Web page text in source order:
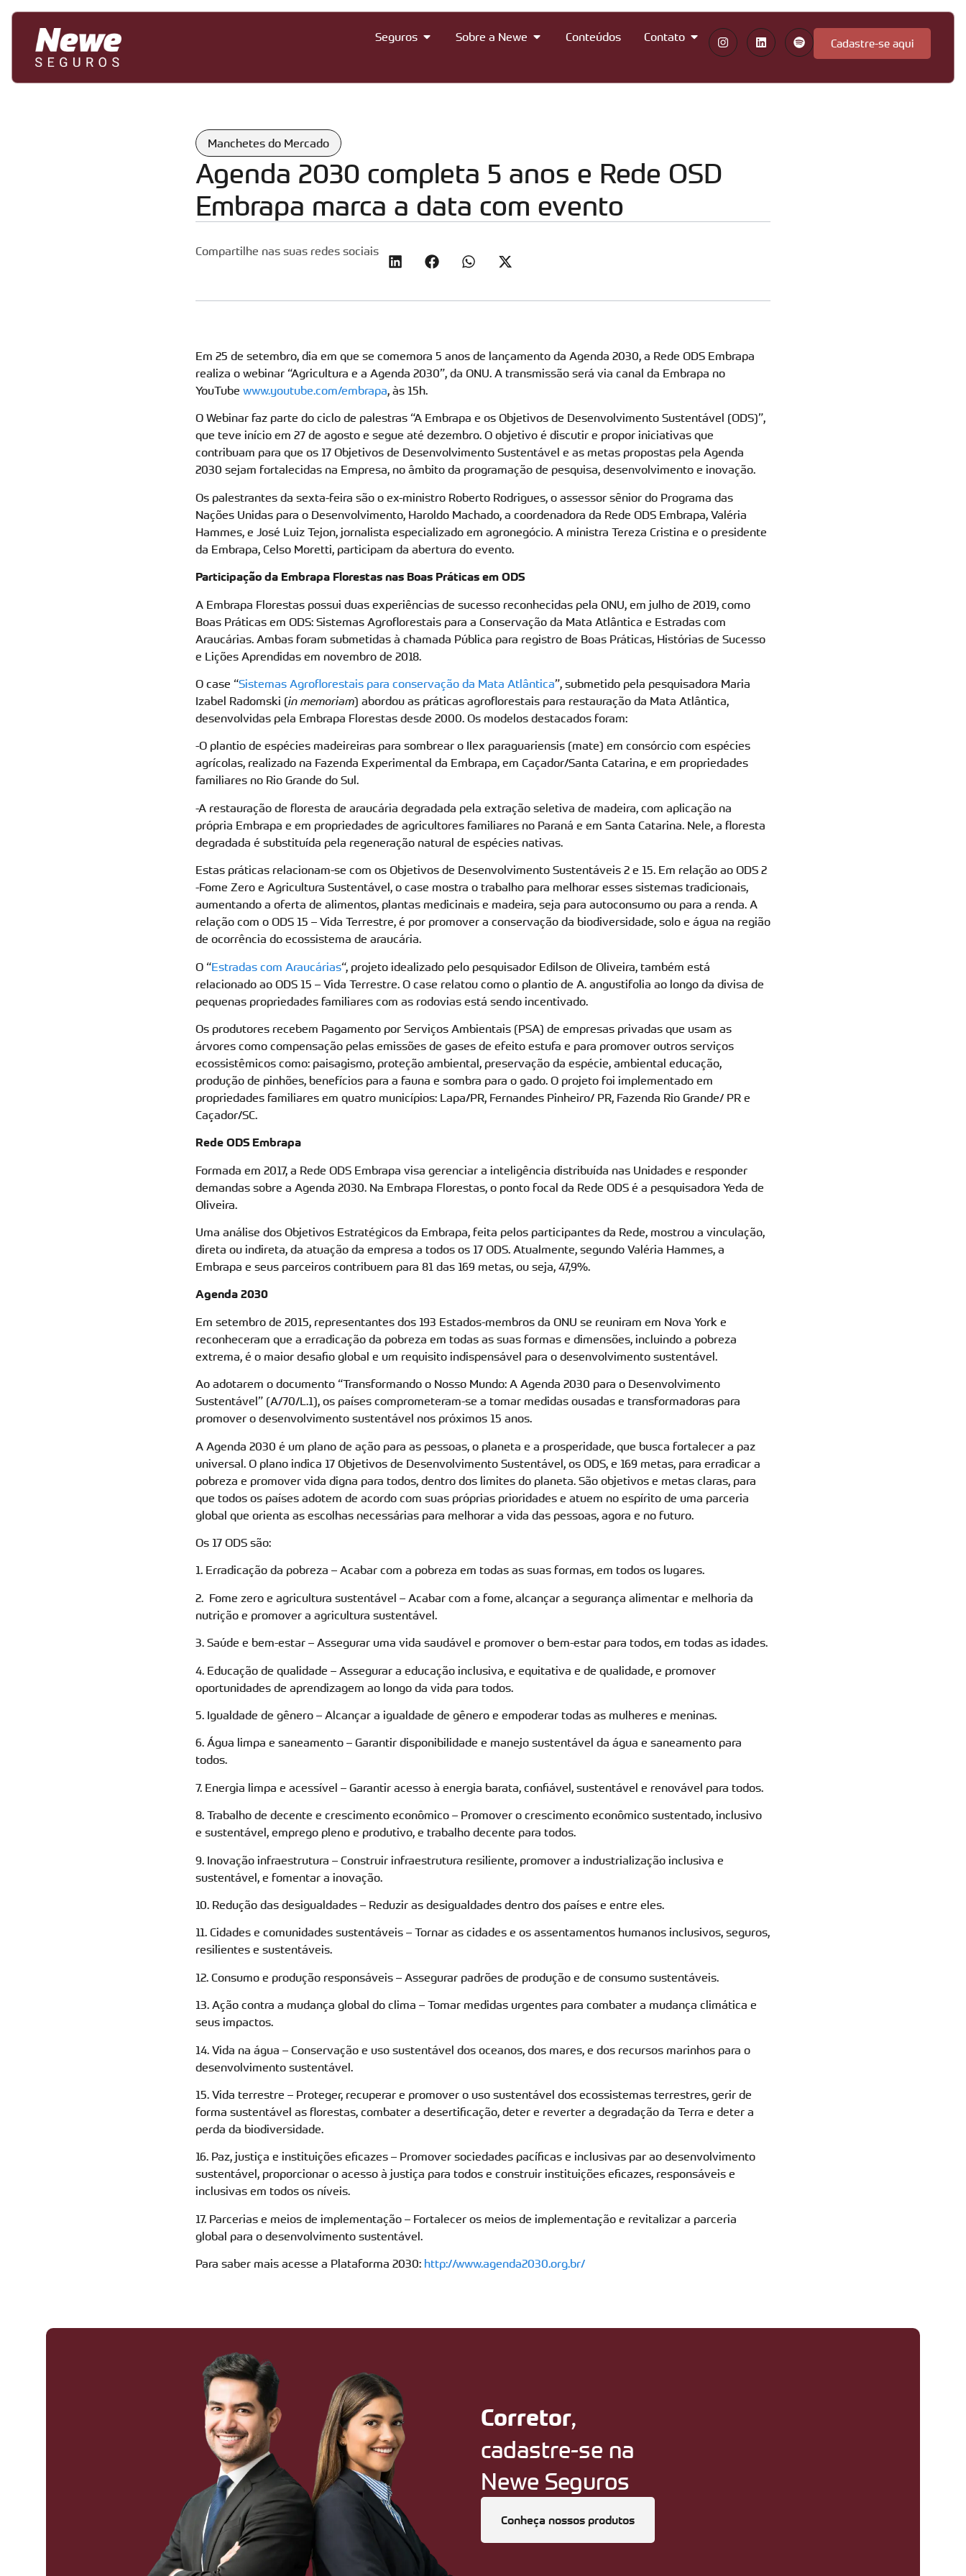
Seguros Sobre a Newe Conteúdos Contato Cadastre-se aqui
Manchetes do Mercado
Agenda 2030 completa 5 anos e Rede OSD
Embrapa marca a data com evento
Compartilhe nas suas redes sociais
Em 25 de setembro, dia em que se comemora 5 anos de lançamento da Agenda 2030, a Rede ODS Embrapa
realiza o webinar “Agricultura e a Agenda 2030”, da ONU. A transmissão será via canal da Embrapa no
YouTube www.youtube.com/embrapa, às 15h.
O Webinar faz parte do ciclo de palestras “A Embrapa e os Objetivos de Desenvolvimento Sustentável (ODS)”,
que teve início em 27 de agosto e segue até dezembro. O objetivo é discutir e propor iniciativas que
contribuam para que os 17 Objetivos de Desenvolvimento Sustentável e as metas propostas pela Agenda
2030 sejam fortalecidas na Empresa, no âmbito da programação de pesquisa, desenvolvimento e inovação.
Os palestrantes da sexta-feira são o ex-ministro Roberto Rodrigues, o assessor sênior do Programa das
Nações Unidas para o Desenvolvimento, Haroldo Machado, a coordenadora da Rede ODS Embrapa, Valéria
Hammes, e José Luiz Tejon, jornalista especializado em agronegócio. A ministra Tereza Cristina e o presidente
da Embrapa, Celso Moretti, participam da abertura do evento.
Participação da Embrapa Florestas nas Boas Práticas em ODS
A Embrapa Florestas possui duas experiências de sucesso reconhecidas pela ONU, em julho de 2019, como
Boas Práticas em ODS: Sistemas Agroflorestais para a Conservação da Mata Atlântica e Estradas com
Araucárias. Ambas foram submetidas à chamada Pública para registro de Boas Práticas, Histórias de Sucesso
e Lições Aprendidas em novembro de 2018.
O case “Sistemas Agroflorestais para conservação da Mata Atlântica”, submetido pela pesquisadora Maria
Izabel Radomski (in memoriam) abordou as práticas agroflorestais para restauração da Mata Atlântica,
desenvolvidas pela Embrapa Florestas desde 2000. Os modelos destacados foram:
-O plantio de espécies madeireiras para sombrear o Ilex paraguariensis (mate) em consórcio com espécies
agrícolas, realizado na Fazenda Experimental da Embrapa, em Caçador/Santa Catarina, e em propriedades
familiares no Rio Grande do Sul.
-A restauração de floresta de araucária degradada pela extração seletiva de madeira, com aplicação na
própria Embrapa e em propriedades de agricultores familiares no Paraná e em Santa Catarina. Nele, a floresta
degradada é substituída pela regeneração natural de espécies nativas.
Estas práticas relacionam-se com os Objetivos de Desenvolvimento Sustentáveis 2 e 15. Em relação ao ODS 2
-Fome Zero e Agricultura Sustentável, o case mostra o trabalho para melhorar esses sistemas tradicionais,
aumentando a oferta de alimentos, plantas medicinais e madeira, seja para autoconsumo ou para a renda. A
relação com o ODS 15 – Vida Terrestre, é por promover a conservação da biodiversidade, solo e água na região
de ocorrência do ecossistema de araucária.
O “Estradas com Araucárias“, projeto idealizado pelo pesquisador Edilson de Oliveira, também está
relacionado ao ODS 15 – Vida Terrestre. O case relatou como o plantio de A. angustifolia ao longo da divisa de
pequenas propriedades familiares com as rodovias está sendo incentivado.
Os produtores recebem Pagamento por Serviços Ambientais (PSA) de empresas privadas que usam as
árvores como compensação pelas emissões de gases de efeito estufa e para promover outros serviços
ecossistêmicos como: paisagismo, proteção ambiental, preservação da espécie, ambiental educação,
produção de pinhões, benefícios para a fauna e sombra para o gado. O projeto foi implementado em
propriedades familiares em quatro municípios: Lapa/PR, Fernandes Pinheiro/ PR, Fazenda Rio Grande/ PR e
Caçador/SC.
Rede ODS Embrapa
Formada em 2017, a Rede ODS Embrapa visa gerenciar a inteligência distribuída nas Unidades e responder
demandas sobre a Agenda 2030. Na Embrapa Florestas, o ponto focal da Rede ODS é a pesquisadora Yeda de
Oliveira.
Uma análise dos Objetivos Estratégicos da Embrapa, feita pelos participantes da Rede, mostrou a vinculação,
direta ou indireta, da atuação da empresa a todos os 17 ODS. Atualmente, segundo Valéria Hammes, a
Embrapa e seus parceiros contribuem para 81 das 169 metas, ou seja, 47,9%.
Agenda 2030
Em setembro de 2015, representantes dos 193 Estados-membros da ONU se reuniram em Nova York e
reconheceram que a erradicação da pobreza em todas as suas formas e dimensões, incluindo a pobreza
extrema, é o maior desafio global e um requisito indispensável para o desenvolvimento sustentável.
Ao adotarem o documento “Transformando o Nosso Mundo: A Agenda 2030 para o Desenvolvimento
Sustentável” (A/70/L.1), os países comprometeram-se a tomar medidas ousadas e transformadoras para
promover o desenvolvimento sustentável nos próximos 15 anos.
A Agenda 2030 é um plano de ação para as pessoas, o planeta e a prosperidade, que busca fortalecer a paz
universal. O plano indica 17 Objetivos de Desenvolvimento Sustentável, os ODS, e 169 metas, para erradicar a
pobreza e promover vida digna para todos, dentro dos limites do planeta. São objetivos e metas claras, para
que todos os países adotem de acordo com suas próprias prioridades e atuem no espírito de uma parceria
global que orienta as escolhas necessárias para melhorar a vida das pessoas, agora e no futuro.
Os 17 ODS são:
1. Erradicação da pobreza – Acabar com a pobreza em todas as suas formas, em todos os lugares.
2. Fome zero e agricultura sustentável – Acabar com a fome, alcançar a segurança alimentar e melhoria da
nutrição e promover a agricultura sustentável.
3. Saúde e bem-estar – Assegurar uma vida saudável e promover o bem-estar para todos, em todas as idades.
4. Educação de qualidade – Assegurar a educação inclusiva, e equitativa e de qualidade, e promover
oportunidades de aprendizagem ao longo da vida para todos.
5. Igualdade de gênero – Alcançar a igualdade de gênero e empoderar todas as mulheres e meninas.
6. Água limpa e saneamento – Garantir disponibilidade e manejo sustentável da água e saneamento para
todos.
7. Energia limpa e acessível – Garantir acesso à energia barata, confiável, sustentável e renovável para todos.
8. Trabalho de decente e crescimento econômico – Promover o crescimento econômico sustentado, inclusivo
e sustentável, emprego pleno e produtivo, e trabalho decente para todos.
9. Inovação infraestrutura – Construir infraestrutura resiliente, promover a industrialização inclusiva e
sustentável, e fomentar a inovação.
10. Redução das desigualdades – Reduzir as desigualdades dentro dos países e entre eles.
11. Cidades e comunidades sustentáveis – Tornar as cidades e os assentamentos humanos inclusivos, seguros,
resilientes e sustentáveis.
12. Consumo e produção responsáveis – Assegurar padrões de produção e de consumo sustentáveis.
13. Ação contra a mudança global do clima – Tomar medidas urgentes para combater a mudança climática e
seus impactos.
14. Vida na água – Conservação e uso sustentável dos oceanos, dos mares, e dos recursos marinhos para o
desenvolvimento sustentável.
15. Vida terrestre – Proteger, recuperar e promover o uso sustentável dos ecossistemas terrestres, gerir de
forma sustentável as florestas, combater a desertificação, deter e reverter a degradação da Terra e deter a
perda da biodiversidade.
16. Paz, justiça e instituições eficazes – Promover sociedades pacíficas e inclusivas par ao desenvolvimento
sustentável, proporcionar o acesso à justiça para todos e construir instituições eficazes, responsáveis e
inclusivas em todos os níveis.
17. Parcerias e meios de implementação – Fortalecer os meios de implementação e revitalizar a parceria
global para o desenvolvimento sustentável.
Para saber mais acesse a Plataforma 2030: http://www.agenda2030.org.br/
Corretor,
cadastre-se na
Newe Seguros
Conheça nossos produtos